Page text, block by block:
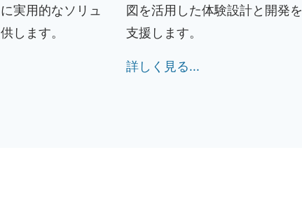
実用的なソリュ
します。
図を活用した体験設計と開発を
支援します。
詳しく見る...